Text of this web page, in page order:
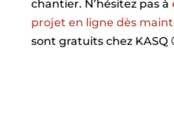
chantier. N’hésitez pas à
projet en ligne dès
sont gratuits chez KASQ